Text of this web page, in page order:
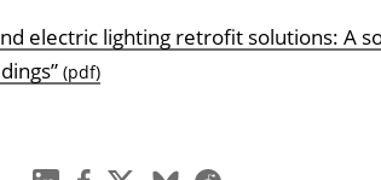
electric lighting retrofit solutions: A
(pdf)